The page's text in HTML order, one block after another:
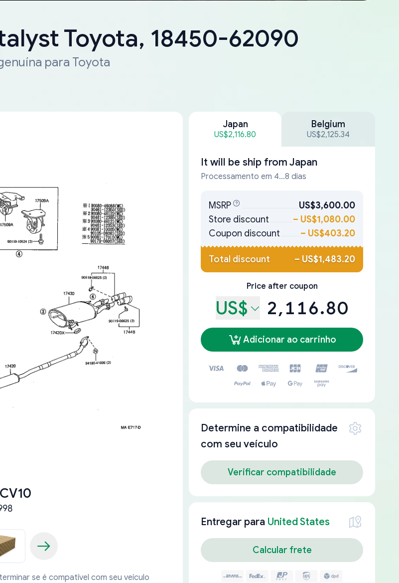
Toyota, 18450-62090
para Toyota
se é compatível com seu veículo
Japan
US$2,116.80
Belgium
US$2,125.34
It will be ship from Japan
Processamento em 4...8 dias
MSRP
US$3,600.00
Store discount
– US$1,080.00
Coupon discount
– US$403.20
Total discount – US$1,483.20
Price after coupon
US$ 2,116.80
Adicionar ao carrinho
Determine a compatibilidade
com seu veículo
Verificar compatibilidade
Entregar para United States
Calcular frete